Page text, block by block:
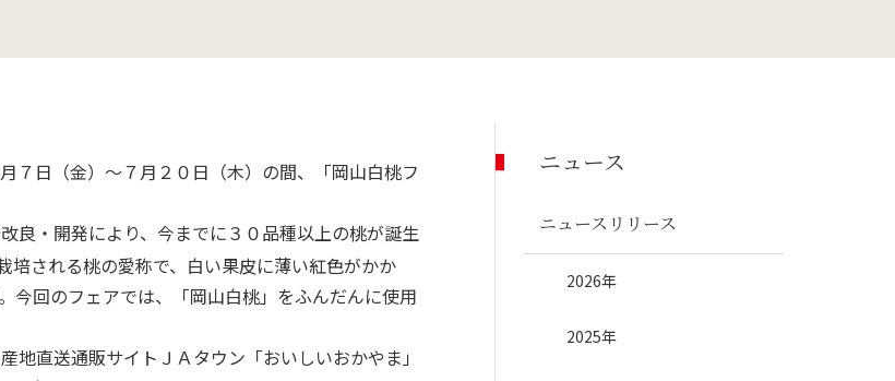
７日（金）～７月２０日（木）の間、「岡山白桃フ
良・開発により、今までに３０品種以上の桃が誕生
培される桃の愛称で、白い果皮に薄い紅色がかか
今回のフェアでは、「岡山白桃」をふんだんに使用
直送通販サイトＪＡタウン「おいしいおかやま」
ニュース
ニュースリリース
2026年
2025年